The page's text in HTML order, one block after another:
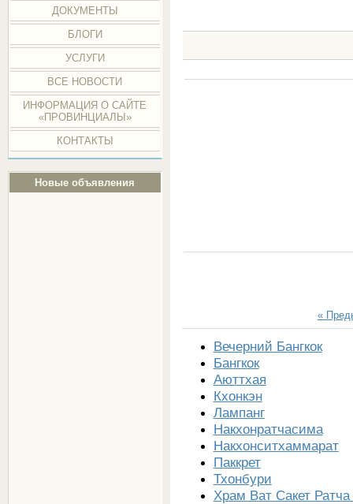
ДОКУМЕНТЫ
БЛОГИ
УСЛУГИ
ВСЕ НОВОСТИ
ИНФОРМАЦИЯ О САЙТЕ
«ПРОВИНЦИАЛЫ»
КОНТАКТЫ
Новые объявления
«
Вечерний Бангкок
Бангкок
Аюттхая
Кхонкэн
Лампанг
Накхонратчасима
Накхонситхаммарат
Паккрет
Тхонбури
Храм Ват Сакет